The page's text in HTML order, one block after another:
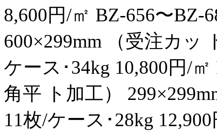
8,600円/㎡ BZ‑656〜
600×299mm （受注カッ
ケース･34kg 10,800円/㎡
角平 ト加工）
11枚/ケース･28kg